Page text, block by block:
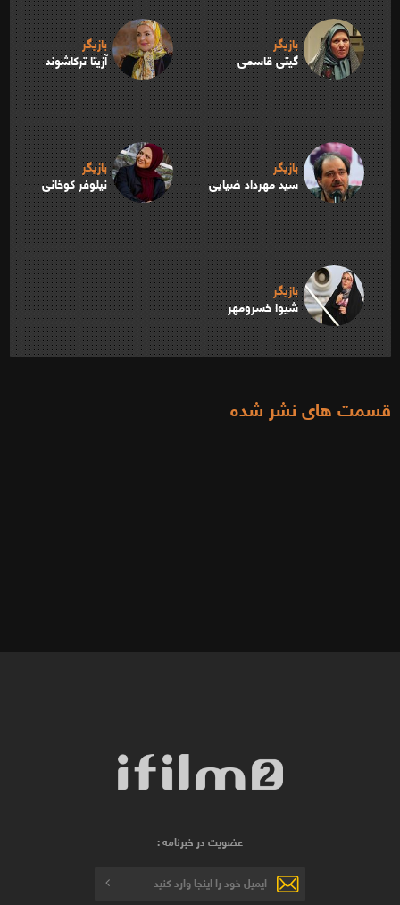
بازیگر
گیتی قاسمی
بازیگر
آزیتا ترکاشوند
بازیگر
سید مهرداد ضیایی
بازیگر
نیلوفر کوخانی
بازیگر
شیوا خسرومهر
قسمت های نشر شده
عضویت در خبرنامه :